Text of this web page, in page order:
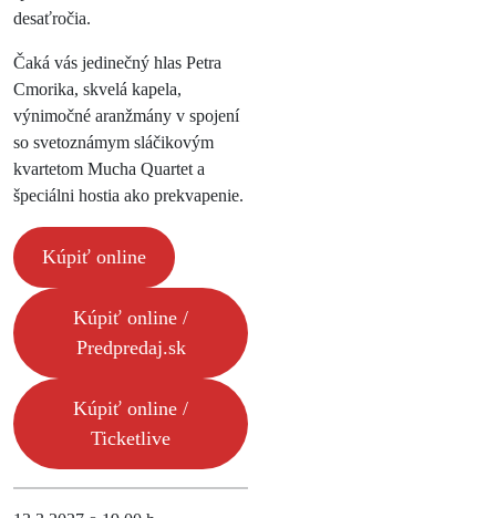
desaťročia.
Čaká vás jedinečný hlas Petra
Cmorika, skvelá kapela,
výnimočné aranžmány v spojení
so svetoznámym sláčikovým
kvartetom Mucha Quartet a
špeciálni hostia ako prekvapenie.
Kúpiť online
Kúpiť online /
Predpredaj.sk
Kúpiť online /
Ticketlive